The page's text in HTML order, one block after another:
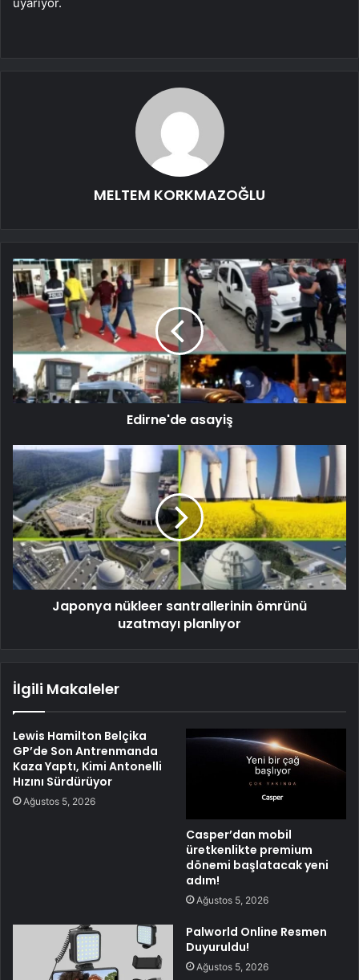
MELTEM KORKMAZOĞLU
Edirne'de asayiş
Japonya nükleer santrallerinin ömrünü
uzatmayı planlıyor
İlgili Makaleler
Lewis Hamilton Belçika
GP’de Son Antrenmanda
Kaza Yaptı, Kimi Antonelli
Hızını Sürdürüyor
Ağustos 5, 2026
Casper’dan mobil
üretkenlikte premium
dönemi başlatacak yeni
adım!
Ağustos 5, 2026
Palworld Online Resmen
Duyuruldu!
Ağustos 5, 2026